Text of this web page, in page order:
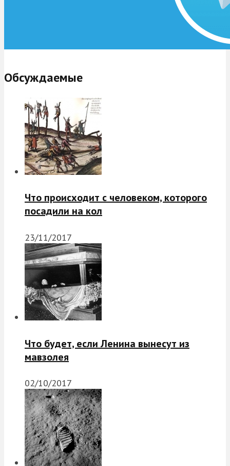
Обсуждаемые
Что происходит с человеком, которого
посадили на кол
23/11/2017
Что будет, если Ленина вынесут из
мавзолея
02/10/2017